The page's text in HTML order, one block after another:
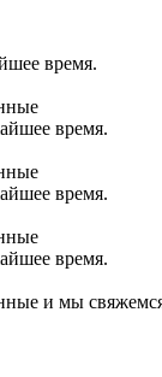
время.
время.
время.
время.
и мы